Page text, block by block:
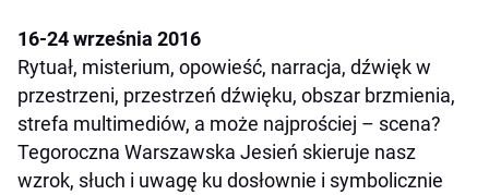
16-24 września 2016
Rytuał, misterium, opowieść, narracja, dźwięk w
przestrzeni, przestrzeń dźwięku, obszar brzmienia,
strefa multimediów, a może najprościej – scena?
Tegoroczna Warszawska Jesień skieruje nasz
wzrok, słuch i uwagę ku dosłownie i symbolicznie